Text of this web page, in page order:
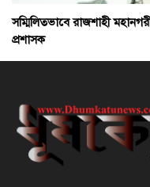
সম্মিলিতভাবে রাজশাহী
প্রশাসক